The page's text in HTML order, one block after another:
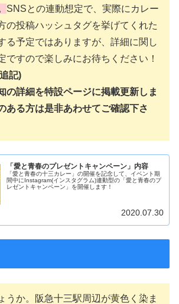
SNSとの連動想定で、実際にカレー
の投稿ハッシュタグを挙げてくれた
る予定ではありますが、詳細に関し
ですので楽しみにお待ちください！
記)
の詳細を特設ページに掲載更新しま
ある方は是非あわせてご確認下さ
「愛と青春のプレゼントキャンペーン」内容
「愛と青春の十三カレー」の開催を記念して、イベント期
間中にInstagram(インスタグラム)連動型の「愛と青春のプ
レゼントキャンペーン」を開催します！
2020.07.30
うか。阪急十三駅周辺が黄色く染ま